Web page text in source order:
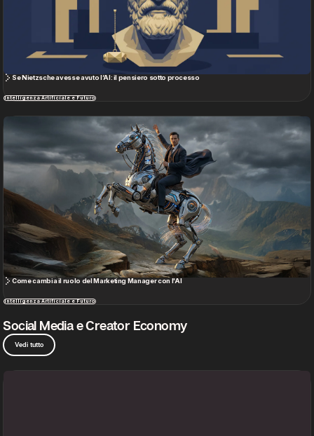
Intelligenza Artificiale e Futuro
Social Media e Creator Economy
Vedi tutto
Perché i Creator-Led Brands funzioneranno ancora nel digital marketing
Social Media e Creator Economy